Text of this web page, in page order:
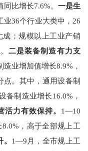
同比增长7.6%。 一是生
业36个行业大类中， 26
成 ； 规模以上工业产销
。 二是装备制造有力支
造业增加值增长8.9% ，
。 其中，通用设备制
备制造业增长16.0% ，
活力有效保持。 1—10
8.0% ，高于全部规上工
1—9 月，全市规上工